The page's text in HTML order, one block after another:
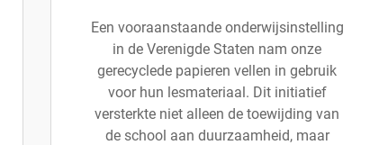
Een vooraanstaande onderwijsinstelling
in de Verenigde Staten nam onze
gerecyclede papieren vellen in gebruik
voor hun lesmateriaal. Dit initiatief
versterkte niet alleen de toewijding van
de school aan duurzaamheid, maar